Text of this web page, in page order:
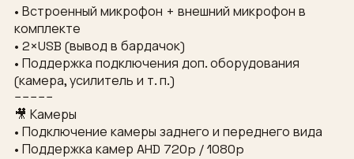
• Встроенный микрофон + внешний микрофон в
комплекте
• 2×USB (вывод в бардачок)
• Поддержка подключения доп. оборудования
(камера, усилитель и т. п.)
−−−−−
🎥 Камеры
• Подключение камеры заднего и переднего вида
• Поддержка камер AHD 720p / 1080p